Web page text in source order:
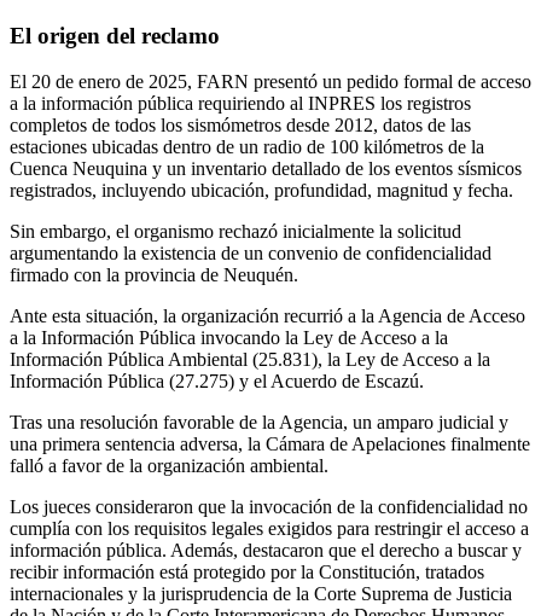
El origen del reclamo
El 20 de enero de 2025, FARN presentó un pedido formal de acceso
a la información pública requiriendo al INPRES los registros
completos de todos los sismómetros desde 2012, datos de las
estaciones ubicadas dentro de un radio de 100 kilómetros de la
Cuenca Neuquina y un inventario detallado de los eventos sísmicos
registrados, incluyendo ubicación, profundidad, magnitud y fecha.
Sin embargo, el organismo rechazó inicialmente la solicitud
argumentando la existencia de un convenio de confidencialidad
firmado con la provincia de Neuquén.
Ante esta situación, la organización recurrió a la Agencia de Acceso
a la Información Pública invocando la Ley de Acceso a la
Información Pública Ambiental (25.831), la Ley de Acceso a la
Información Pública (27.275) y el Acuerdo de Escazú.
Tras una resolución favorable de la Agencia, un amparo judicial y
una primera sentencia adversa, la Cámara de Apelaciones finalmente
falló a favor de la organización ambiental.
Los jueces consideraron que la invocación de la confidencialidad no
cumplía con los requisitos legales exigidos para restringir el acceso a
información pública. Además, destacaron que el derecho a buscar y
recibir información está protegido por la Constitución, tratados
internacionales y la jurisprudencia de la Corte Suprema de Justicia